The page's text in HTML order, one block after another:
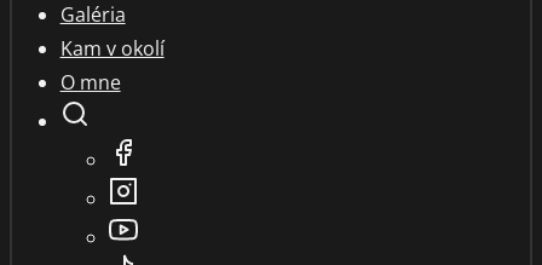
Galéria
Kam v okolí
O mne